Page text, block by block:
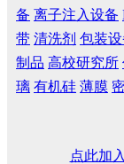
备 离子注入设备
带 清洗剂 包装
制品 高校研究所
璃 有机硅 薄膜
点此加